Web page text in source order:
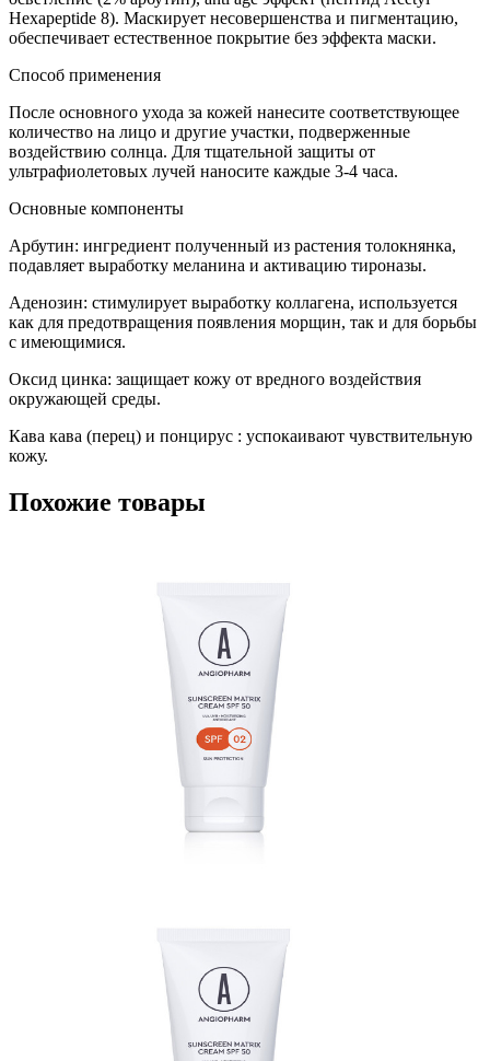
Hexapeptide 8). Маскирует несовершенства и пигментацию,
обеспечивает естественное покрытие без эффекта маски.
Способ применения
После основного ухода за кожей нанесите соответствующее
количество на лицо и другие участки, подверженные
воздействию солнца. Для тщательной защиты от
ультрафиолетовых лучей наносите каждые 3-4 часа.
Основные компоненты
Арбутин: ингредиент полученный из растения толокнянка,
подавляет выработку меланина и активацию тироназы.
Аденозин: стимулирует выработку коллагена, используется
как для предотвращения появления морщин, так и для борьбы
с имеющимися.
Оксид цинка: защищает кожу от вредного воздействия
окружающей среды.
Кава кава (перец) и понцирус : успокаивают чувствительную
кожу.
Похожие товары